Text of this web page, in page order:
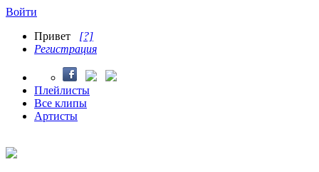
Войти
Привет [?]
Регистрация
Плейлисты
Все клипы
Артисты